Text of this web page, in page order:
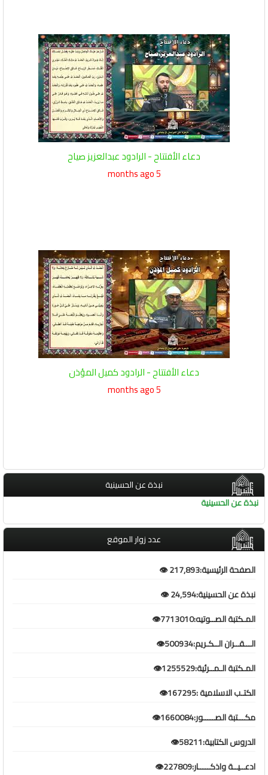
دعاء الأفتتاح - الرادود عبدالعزيز صياح
5 months ago
دعاء الأفتتاح - الرادود كميل المؤذن
5 months ago
نبذة عن الحسينية
نبذة عن الحسينية
عدد زوار الموقع
الصفحة الرئيسية:217,893 👁️
نبذة عن الحسينية:24,594 👁️
المـكتبة الصــوتيه:7713010👁️
الـــقــران الــكـريم:500934👁️
المـكتبة الـمــرئية:1255529👁️
الكتـب الاسلامية :167295👁️
مكـــتبة الصـــــور:1660084👁️
الدروس الكتابية:58211👁️
ادعــيــة واذكـــــار:227809👁️